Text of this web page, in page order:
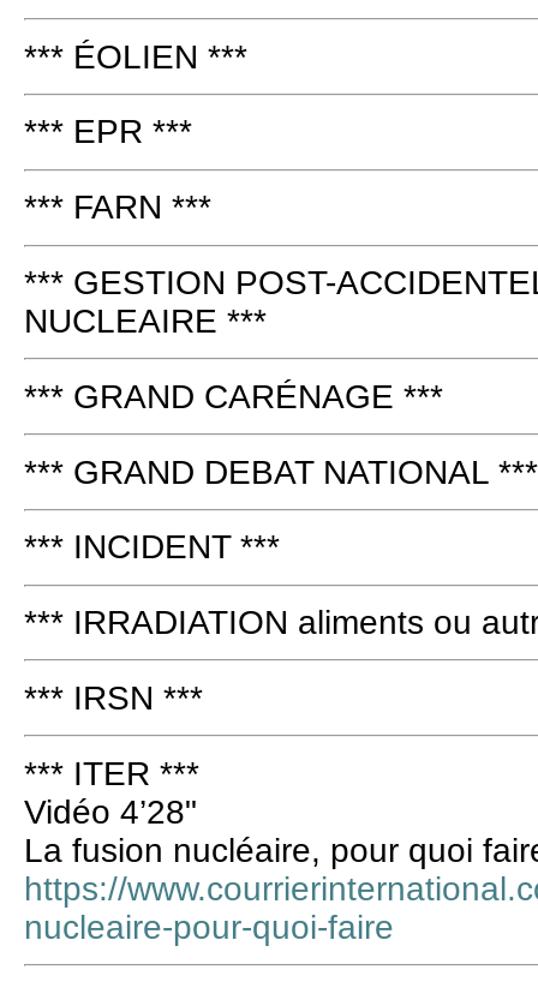
*** ÉOLIEN ***
*** EPR ***
*** FARN ***
*** GESTION POST-
NUCLEAIRE ***
*** GRAND CARÉNAGE ***
*** GRAND DEBAT NATIONAL ***
*** INCIDENT ***
*** IRRADIATION aliments ou
*** IRSN ***
*** ITER ***
Vidéo 4’28"
La fusion nucléaire, pour quoi
https://
nucleaire-pour-quoi-faire